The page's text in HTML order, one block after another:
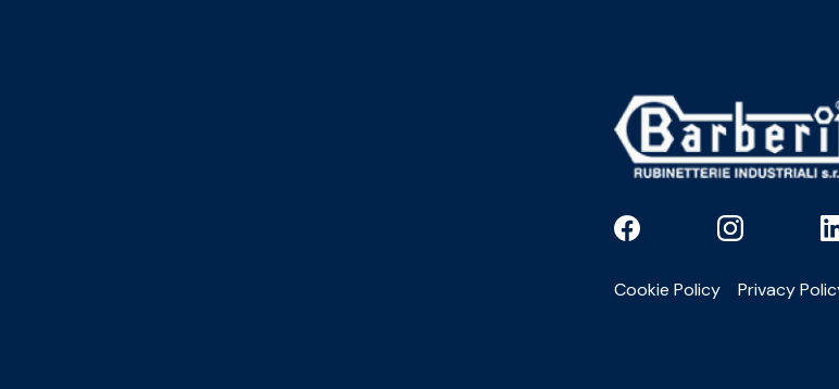
Cookie Policy Privacy